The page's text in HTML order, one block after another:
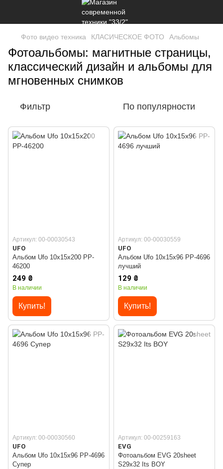
Фото видео техника КЛАСИЧЕСКОЕ ФОТО Альбомы
Фотоальбомы: магнитные страницы,
классический дизайн и альбомы для
мгновенных снимков
Фильтр По популярности
Артикул: 00-00030543
UFO
Альбом Ufo 10x15x200 PP-
46200
249 ₴
В наличии
Купить!
Артикул: 00-00030559
UFO
Альбом Ufo 10x15x96 PP-4696
лучший
129 ₴
В наличии
Купить!
Артикул: 00-00030560
UFO
Альбом Ufo 10x15x96 PP-4696
Супер
Артикул: 00-00259163
EVG
Фотоальбом EVG 20sheet
S29x32 Its BOY